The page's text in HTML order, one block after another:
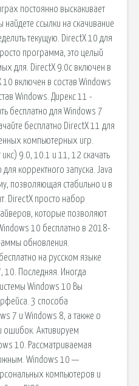
постоянно выскакивает
ссылки на скачивание
текущую. DirectX 10 для
программа, это целый
для. DirectX 9.0c включен в
10 включен в состав Windows
Windows. Дирекс 11 -
бесплатно для Windows 7
бесплатно DirectX 11 для
компьютерных игр.
9.0, 10.1 и 11, 12 скачать
корректного запуска. Java
позволяющая стабильно и в
DirectX просто набор
которые позволяют
10 бесплатно в 2018-
обновления.
на русском языке
10. Последняя. Иногда
Windows 10 Вы
3 способа
7 и Windows 8, а также о
ошибок. Активируем
10. Рассматриваемая
Windows 10 —
компьютеров и